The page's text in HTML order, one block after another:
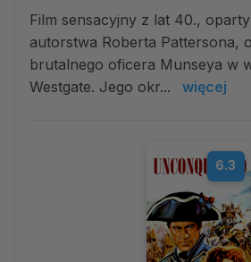
Film sensacyjny z lat 40.,
autorstwa Roberta Pattersona,
brutalnego oficera Munseya w
Westgate. Jego okr...
więcej
6.3